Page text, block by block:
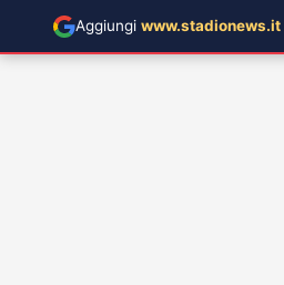
Aggiungi www.stadionews.it